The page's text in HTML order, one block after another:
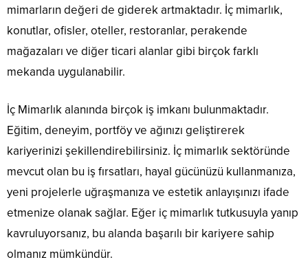
mimarların değeri de giderek artmaktadır. İç mimarlık,
konutlar, ofisler, oteller, restoranlar, perakende
mağazaları ve diğer ticari alanlar gibi birçok farklı
mekanda uygulanabilir.
İç Mimarlık alanında birçok iş imkanı bulunmaktadır.
Eğitim, deneyim, portföy ve ağınızı geliştirerek
kariyerinizi şekillendirebilirsiniz. İç mimarlık sektöründe
mevcut olan bu iş fırsatları, hayal gücünüzü kullanmanıza,
yeni projelerle uğraşmanıza ve estetik anlayışınızı ifade
etmenize olanak sağlar. Eğer iç mimarlık tutkusuyla yanıp
kavruluyorsanız, bu alanda başarılı bir kariyere sahip
olmanız mümkündür.